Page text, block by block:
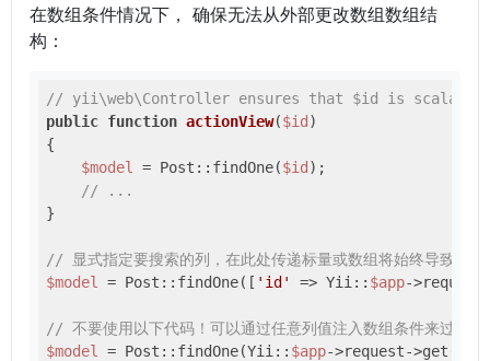
在数组条件情况下， 确保无法从外部更改数组数组结
构：
// yii\web\Controller ensures that $id is scalar
public function actionView($id )
{
$model
= Post::findOne($id );
// ...
}
// 显式指定要搜索的列，在此处传递标量或数组将始终导致查找
$model
= Post::findOne([ 'id' => Yii:: $app-
// 不要使用以下代码！可以通过任意列值注入数组条件来过滤！
$model
= Post::findOne(Yii:: $app->request->get(